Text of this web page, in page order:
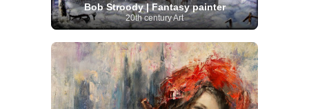
Bob Stroody | Fantasy painter
20th century Art